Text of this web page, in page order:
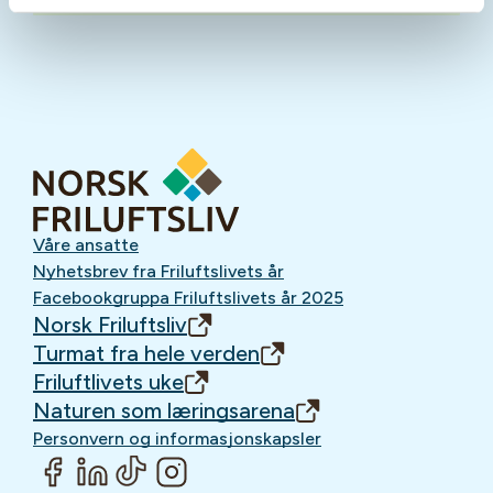
Våre ansatte
Nyhetsbrev fra Friluftslivets år
Facebookgruppa Friluftslivets år 2025
Norsk Friluftsliv
Turmat fra hele verden
Friluftlivets uke
Naturen som læringsarena
Personvern og informasjonskapsler